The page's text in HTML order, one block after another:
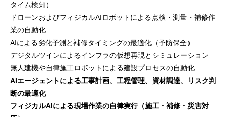
タイム検知）
ドローンおよびフィジカルAIロボットによる点検・測量・補修作
業の自動化
AIによる劣化予測と補修タイミングの最適化（予防保全）
デジタルツインによるインフラの仮想再現とシミュレーション
無人建機や自律施工ロボットによる建設プロセスの自動化
AIエージェントによる工事計画、工程管理、資材調達、リスク判
断の最適化
フィジカルAIによる現場作業の自律実行（施工・補修・災害対